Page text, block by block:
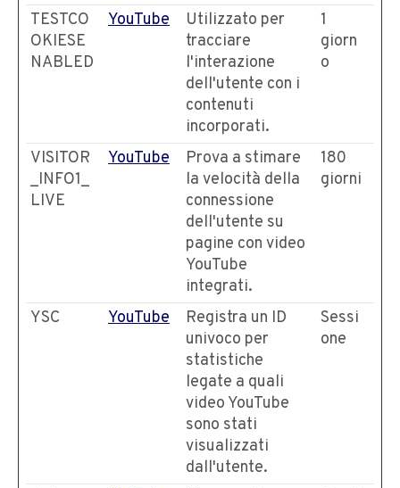
TESTCO
OKIESE
NABLED
YouTube
Utilizzato per
tracciare
l'interazione
dell'utente con i
contenuti
incorporati.
1
giorn
o
VISITOR
_INFO1_
LIVE
YouTube
Prova a stimare
la velocità della
connessione
dell'utente su
pagine con video
YouTube
integrati.
180
giorni
YSC YouTube
Registra un ID
univoco per
statistiche
legate a quali
video YouTube
sono stati
visualizzati
dall'utente.
Sessi
one